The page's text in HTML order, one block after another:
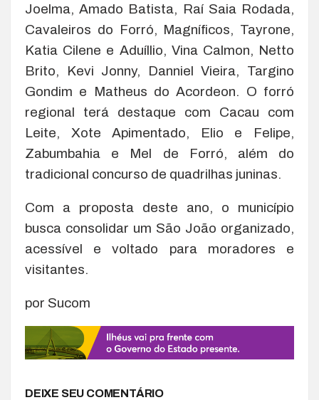
Joelma, Amado Batista, Raí Saia Rodada,
Cavaleiros do Forró, Magníficos, Tayrone,
Katia Cilene e Aduíllio, Vina Calmon, Netto
Brito, Kevi Jonny, Danniel Vieira, Targino
Gondim e Matheus do Acordeon. O forró
regional terá destaque com Cacau com
Leite, Xote Apimentado, Elio e Felipe,
Zabumbahia e Mel de Forró, além do
tradicional concurso de quadrilhas juninas.
Com a proposta deste ano, o município
busca consolidar um São João organizado,
acessível e voltado para moradores e
visitantes.
por Sucom
DEIXE SEU COMENTÁRIO